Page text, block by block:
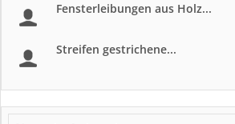
Fensterleibungen aus Holz...
Streifen gestrichene...